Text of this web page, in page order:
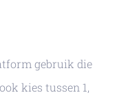
gebruik die
kies tussen 1,